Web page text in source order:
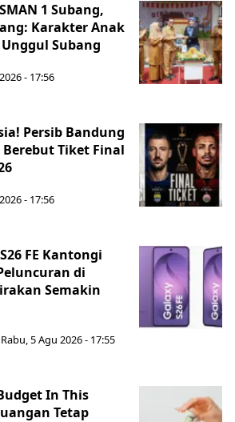
1 Subang,
Karakter Anak
Subang
- 17:56
Persib Bandung
Tiket Final
- 17:56
FE Kantongi
di
Semakin
Rabu, 5 Agu 2026 - 17:55
In This
Tetap